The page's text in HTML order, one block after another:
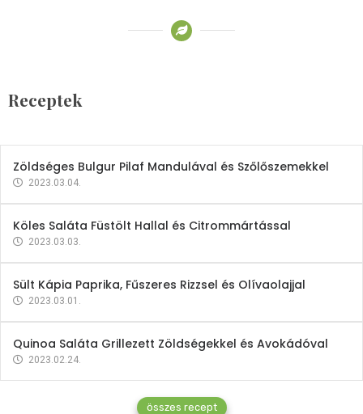
Receptek
2023.03.06.
Zöldséges Bulgur Pilaf Mandulával és Szőlőszemekkel
2023.03.04.
Köles Saláta Füstölt Hallal és Citrommártással
2023.03.03.
Sült Kápia Paprika, Fűszeres Rizzsel és Olívaolajjal
2023.03.01.
Quinoa Saláta Grillezett Zöldségekkel és Avokádóval
2023.02.24.
összes recept
Gyógynövények